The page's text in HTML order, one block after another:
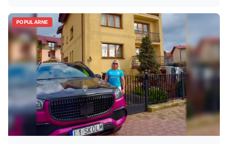
POPULARNE